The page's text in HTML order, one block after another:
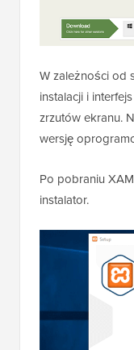
W zależności od
instalacji i
zrzutów ekranu.
wersję
Po pobraniu
instalator.